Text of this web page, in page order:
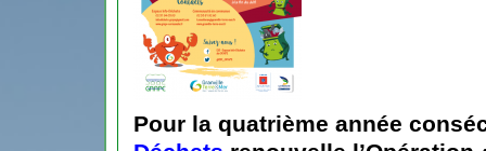
Pour la quatrième année